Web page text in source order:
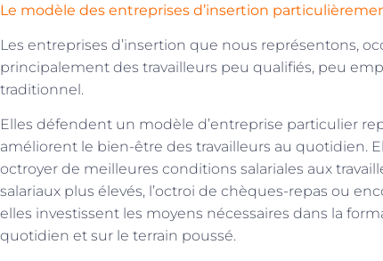
Le modèle des entreprises d’insertion
Les entreprises d’insertion que nous représentons,
principalement des travailleurs peu qualifiés, peu
traditionnel.
Elles défendent un modèle d’entreprise particulier
améliorent le bien-être des travailleurs au quotidien.
octroyer de meilleures conditions salariales aux
salariaux plus élevés, l’octroi de chèques-repas ou
elles investissent les moyens nécessaires dans la
quotidien et sur le terrain poussé.